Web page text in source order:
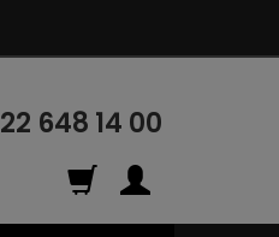
22 648 14 00